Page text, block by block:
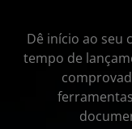
Dê início ao seu
tempo de